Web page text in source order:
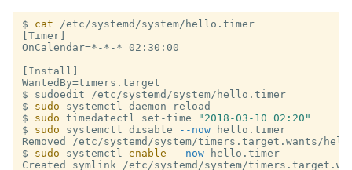
$ cat
[Timer]
OnCalendar=*-*-* 02:30:00
[Install]
$
$
sudo
$
sudo timedatectl set-time
"2018-03-10 02:20"
$
sudo systemctl disable --now
$
sudo systemctl enable --now